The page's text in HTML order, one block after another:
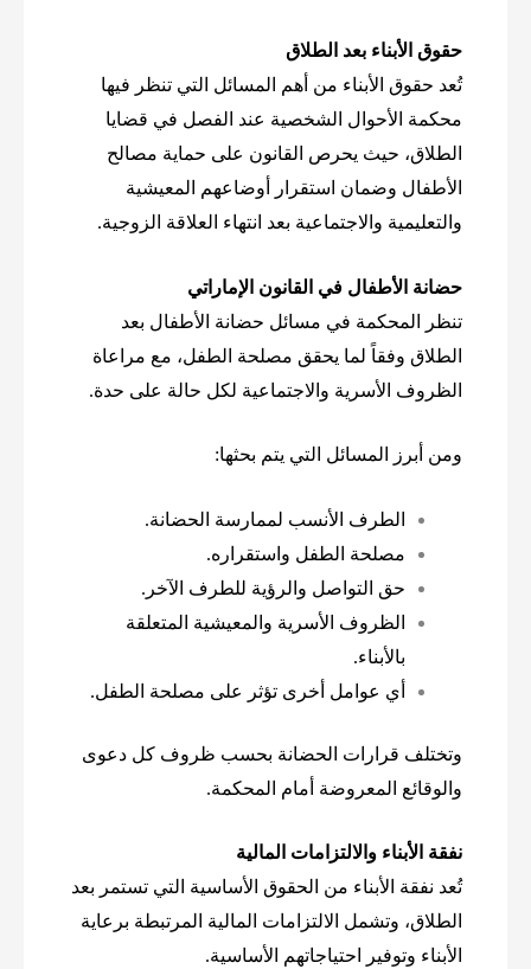
حقوق الأبناء بعد الطلاق
تُعد حقوق الأبناء من أهم المسائل التي تنظر فيها
محكمة الأحوال الشخصية عند الفصل في قضايا
الطلاق، حيث يحرص القانون على حماية مصالح
الأطفال وضمان استقرار أوضاعهم المعيشية
والتعليمية والاجتماعية بعد انتهاء العلاقة الزوجية.
حضانة الأطفال في القانون الإماراتي
تنظر المحكمة في مسائل حضانة الأطفال بعد
الطلاق وفقاً لما يحقق مصلحة الطفل، مع مراعاة
الظروف الأسرية والاجتماعية لكل حالة على حدة.
ومن أبرز المسائل التي يتم بحثها:
الطرف الأنسب لممارسة الحضانة.
مصلحة الطفل واستقراره.
حق التواصل والرؤية للطرف الآخر.
الظروف الأسرية والمعيشية المتعلقة
بالأبناء.
أي عوامل أخرى تؤثر على مصلحة الطفل.
وتختلف قرارات الحضانة بحسب ظروف كل دعوى
والوقائع المعروضة أمام المحكمة.
نفقة الأبناء والالتزامات المالية
تُعد نفقة الأبناء من الحقوق الأساسية التي تستمر بعد
الطلاق، وتشمل الالتزامات المالية المرتبطة برعاية
الأبناء وتوفير احتياجاتهم الأساسية.